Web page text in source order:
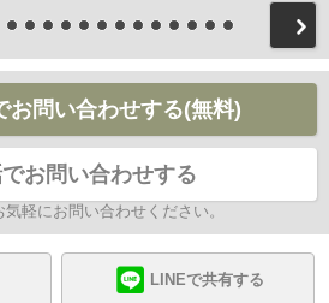
お問い合わせする(無料)
お問い合わせする
軽にお問い合わせください。
LINEで共有する